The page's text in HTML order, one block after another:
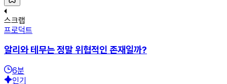
스크랩
프로덕트
알리와 테무는 정말 위협적인 존재일까?
6분
인기